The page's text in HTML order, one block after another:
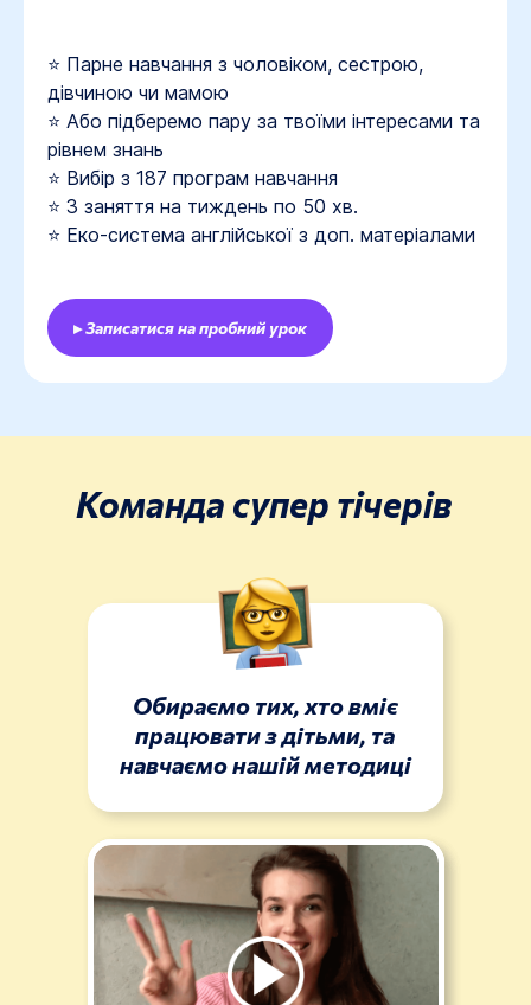
⭐ Парне навчання з чоловіком, сестрою,
дівчиною чи мамою
⭐ Або підберемо пару за твоїми інтересами та
рівнем знань
⭐ Вибір з 187 програм навчання
⭐ 3 заняття на тиждень по 50 хв.
⭐ Еко-система англійської з доп. матеріалами
▸ Записатися на пробний урок
Обираємо тих, хто вміє
працювати з дітьми, та
навчаємо нашій методиці
Команда супер тiчерiв